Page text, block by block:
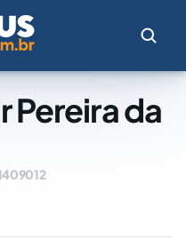
Pereira da